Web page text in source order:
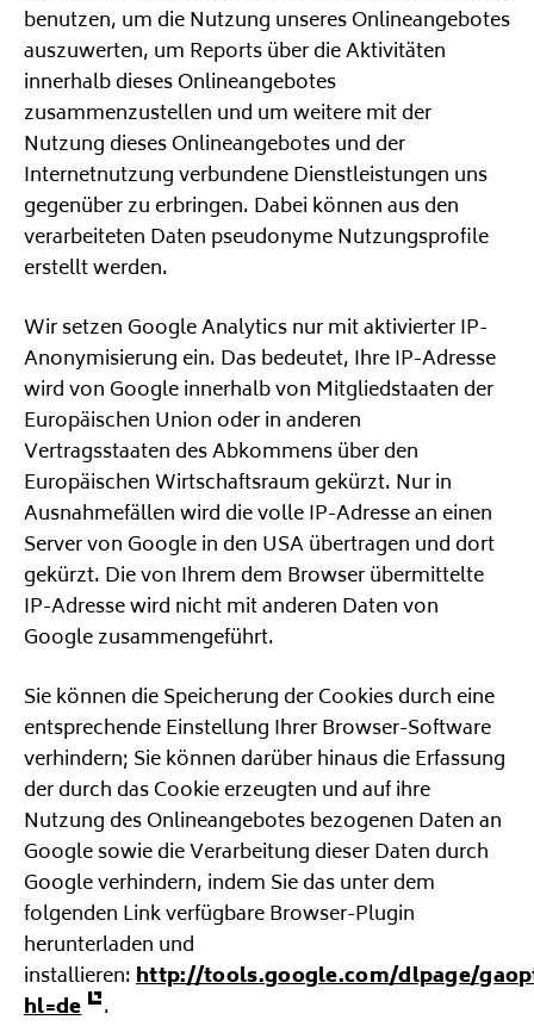
benutzen, um die Nutzung unseres Onlineangebotes
auszuwerten, um Reports über die Aktivitäten
innerhalb dieses Onlineangebotes
zusammenzustellen und um weitere mit der
Nutzung dieses Onlineangebotes und der
Internetnutzung verbundene Dienstleistungen uns
gegenüber zu erbringen. Dabei können aus den
verarbeiteten Daten pseudonyme Nutzungsprofile
erstellt werden.
Wir setzen Google Analytics nur mit aktivierter IP-
Anonymisierung ein. Das bedeutet, Ihre IP-Adresse
wird von Google innerhalb von Mitgliedstaaten der
Europäischen Union oder in anderen
Vertragsstaaten des Abkommens über den
Europäischen Wirtschaftsraum gekürzt. Nur in
Ausnahmefällen wird die volle IP-Adresse an einen
Server von Google in den USA übertragen und dort
gekürzt. Die von Ihrem dem Browser übermittelte
IP-Adresse wird nicht mit anderen Daten von
Google zusammengeführt.
Sie können die Speicherung der Cookies durch eine
entsprechende Einstellung Ihrer Browser-Software
verhindern; Sie können darüber hinaus die Erfassung
der durch das Cookie erzeugten und auf ihre
Nutzung des Onlineangebotes bezogenen Daten an
Google sowie die Verarbeitung dieser Daten durch
Google verhindern, indem Sie das unter dem
folgenden Link verfügbare Browser-Plugin
herunterladen und
installieren:http://tools.google.com/dlpage/
hl=de
.